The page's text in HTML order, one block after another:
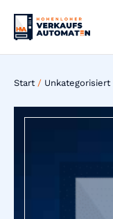
Start / Unkategorisiert